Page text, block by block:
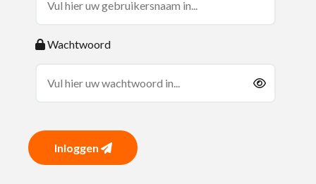
Wachtwoord
Inloggen